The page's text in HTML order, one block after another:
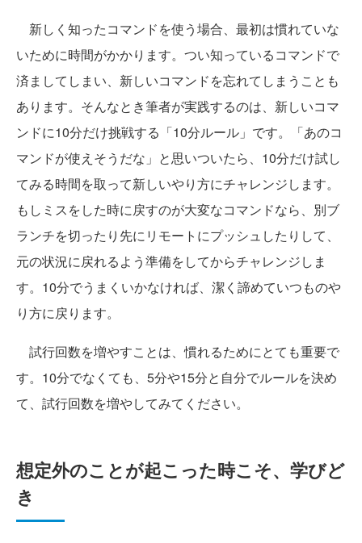
新しく知ったコマンドを使う場合、最初は慣れていな
いために時間がかかります。つい知っているコマンドで
済ましてしまい、新しいコマンドを忘れてしまうことも
あります。そんなとき筆者が実践するのは、新しいコマ
ンドに10分だけ挑戦する「10分ルール」です。「あのコ
マンドが使えそうだな」と思いついたら、10分だけ試し
てみる時間を取って新しいやり方にチャレンジします。
もしミスをした時に戻すのが大変なコマンドなら、別ブ
ランチを切ったり先にリモートにプッシュしたりして、
元の状況に戻れるよう準備をしてからチャレンジしま
す。10分でうまくいかなければ、潔く諦めていつものや
り方に戻ります。
試行回数を増やすことは、慣れるためにとても重要で
す。10分でなくても、5分や15分と自分でルールを決め
て、試行回数を増やしてみてください。
想定外のことが起こった時こそ、学びど
き